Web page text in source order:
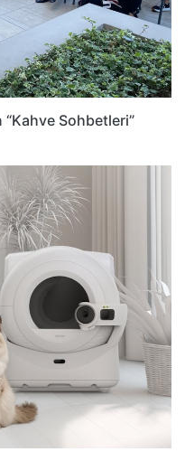
“Kahve Sohbetleri”